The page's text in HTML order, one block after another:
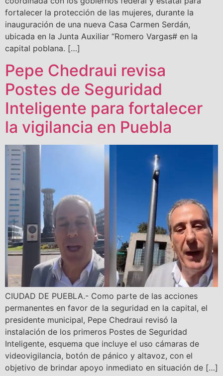
fortalecer la protección de las mujeres, durante la
inauguración de una nueva Casa Carmen Serdán,
ubicada en la Junta Auxiliar “Romero Vargas# en la
capital poblana. […]
Pepe Chedraui revisa
Postes de Seguridad
Inteligente para fortalecer
la vigilancia en Puebla
CIUDAD DE PUEBLA.- Como parte de las acciones
permanentes en favor de la seguridad en la capital, el
presidente municipal, Pepe Chedraui revisó la
instalación de los primeros Postes de Seguridad
Inteligente, esquema que incluye el uso cámaras de
videovigilancia, botón de pánico y altavoz, con el
objetivo de brindar apoyo inmediato en situación de […]